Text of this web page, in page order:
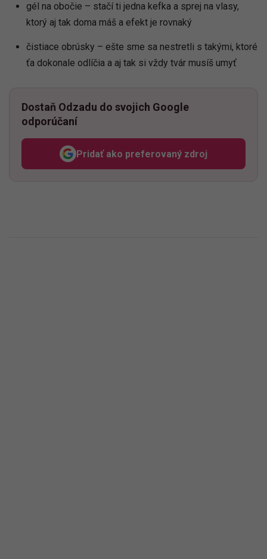
gél na obočie – stačí ti jedna kefka a sprej na vlasy,
ktorý aj tak doma máš a efekt je rovnaký
čistiace obrúsky – ešte sme sa nestretli s takými, ktoré
ťa dokonale odlíčia a aj tak si vždy tvár musíš umyť
Dostaň Odzadu do svojich Google
odporúčaní
Pridať ako preferovaný zdroj
Odzadu, odkaz sa otvorí v